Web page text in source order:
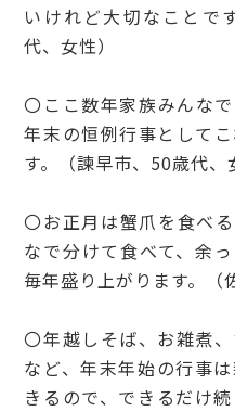
いけれど大切なことで
代、女性）
〇ここ数年家族みんな
年末の恒例行事として
す。（諫早市、50歳代、
〇お正月は蟹爪を食べ
なで分けて食べて、余
毎年盛り上がります。（
〇年越しそば、お雑煮
など、年末年始の行事
きるので、できるだけ